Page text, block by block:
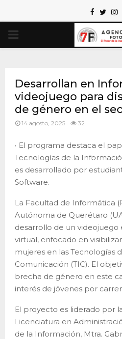
PRIMARY
Desarrollan en
videojuego para
de género en el
14 agosto, 2025 32
• El programa destaca el
Tecnologías de la
es desarrollado por
Software.
La Facultad de Informática
Autónoma de Querétaro
desarrollo de un videojuego
virtual, enfocado en
mujeres en las Tecnologías
Comunicación (TIC). El
brecha de género en este
interés de jóvenes por
El proyecto es liderado por
Licenciatura en
de la Información, Mtra.